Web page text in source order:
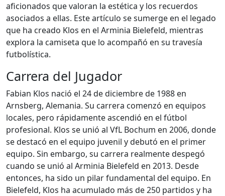
aficionados que valoran la estética y los recuerdos
asociados a ellas. Este artículo se sumerge en el legado
que ha creado Klos en el Arminia Bielefeld, mientras
explora la camiseta que lo acompañó en su travesía
futbolística.
Carrera del Jugador
Fabian Klos nació el 24 de diciembre de 1988 en
Arnsberg, Alemania. Su carrera comenzó en equipos
locales, pero rápidamente ascendió en el fútbol
profesional. Klos se unió al VfL Bochum en 2006, donde
se destacó en el equipo juvenil y debutó en el primer
equipo. Sin embargo, su carrera realmente despegó
cuando se unió al Arminia Bielefeld en 2013. Desde
entonces, ha sido un pilar fundamental del equipo. En
Bielefeld, Klos ha acumulado más de 250 partidos y ha